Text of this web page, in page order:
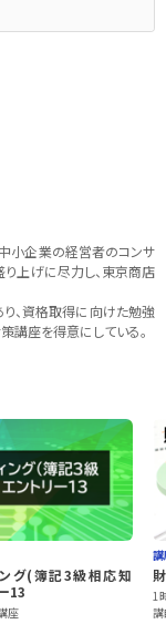
小企業の経営者のコンサ
り上げに尽力し、東京商店
、資格取得に向けた勉強
講座を得意にしている。
グ(簿記3級相応知
13
座
1
講